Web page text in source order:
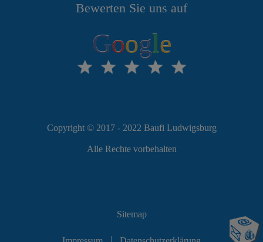
Bewerten Sie uns auf
Google
Copyright © 2017 - 2022 Baufi Ludwigsburg
Alle Rechte vorbehalten
Sitemap